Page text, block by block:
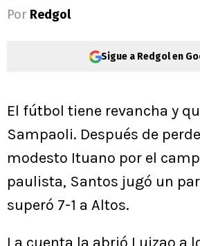
Por Redgol
Sigue a Redgol en
El fútbol tiene revancha y
Sampaoli. Después de
modesto Ituano por el
paulista, Santos jugó un
superó 7-1 a Altos.